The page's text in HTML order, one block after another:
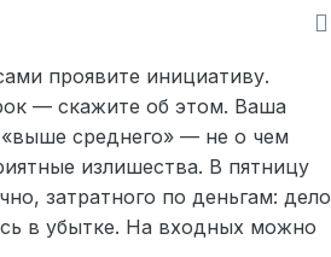
проявите инициативу.
— скажите об этом. Ваша
среднего» — не о чем
излишества. В пятницу
затратного по деньгам: дело
в убытке. На входных можно